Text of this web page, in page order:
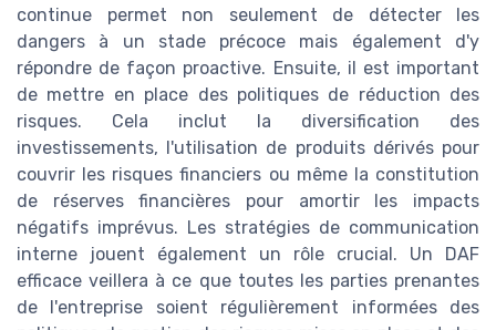
continue permet non seulement de détecter les
dangers à un stade précoce mais également d'y
répondre de façon proactive. Ensuite, il est important
de mettre en place des politiques de réduction des
risques. Cela inclut la diversification des
investissements, l'utilisation de produits dérivés pour
couvrir les risques financiers ou même la constitution
de réserves financières pour amortir les impacts
négatifs imprévus. Les stratégies de communication
interne jouent également un rôle crucial. Un DAF
efficace veillera à ce que toutes les parties prenantes
de l'entreprise soient régulièrement informées des